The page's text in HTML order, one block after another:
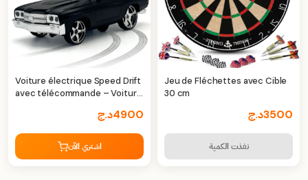
Jeu de Fléchettes avec Cible
30 cm
3500د.ج
نفذت الكمية
Voiture électrique Speed Drift
avec télécommande – Voiture
4900د.ج
اشتري الآن